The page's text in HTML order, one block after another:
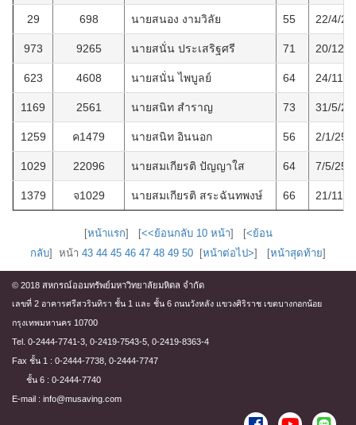
29 698 นายสนอง งามวิลัย 55 22/4/
973 9265 นายสนั่น ประเสริฐศรี 71 20/12/
623 4608 นายสนั่น ไพบูลย์ 64 24/11/
1169 2561 นายสนิท สำราญ 73 31/5/
1259 ค1479 นายสนิท อินนอก 56 2/1/
1029 22096 นายสมเกียรติ ปัญญาใส 64 7/5/
1379 จ1029 นายสมเกียรติ สระฉันทพงษ์ 66 21/11/
[หน้าแรก] [<<ย้อนกลับ 10 หน้า] [<ย้อน
กลับ] หน้า 43 44 45 46 47 48 49 50 [หน้าต่อไป>] [หน้าสุดท้าย]
© 2018 สหกรณ์ออมทรัพย์มหาวิทยาลัยมหิดล จำกัด
เลขที่ 2 อาคารศรีสวรินทิรา ชั้น 1 และ ชั้น 6 ถนนวังหลัง แขวงศิริราช เขตบางกอกน้อย
กรุงเทพมหานคร 10700
Tel. 0-2444-7741-3, 0-2419-7543-5, 0-2419-8363-4
Fax ชั้น 1 : 0-2444-7738, 0-2444-7747
ชั้น 6 : 0-2444-7740
E-mail : info@musaving.com